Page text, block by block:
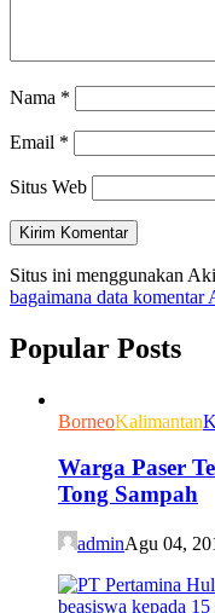
Nama *
Email *
Situs Web
Situs ini menggunakan
bagaimana data komentar
Popular Posts
BorneoKalimantan
Warga Paser
Tong Sampah
adminAgu 04,